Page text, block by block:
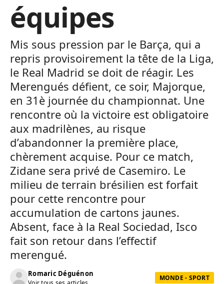
équipes
Mis sous pression par le Barça, qui a
repris provisoirement la tête de la Liga,
le Real Madrid se doit de réagir. Les
Merengués défient, ce soir, Majorque,
en 31è journée du championnat. Une
rencontre où la victoire est obligatoire
aux madrilènes, au risque
d’abandonner la première place,
chèrement acquise. Pour ce match,
Zidane sera privé de Casemiro. Le
milieu de terrain brésilien est forfait
pour cette rencontre pour
accumulation de cartons jaunes.
Absent, face à la Real Sociedad, Isco
fait son retour dans l’effectif
merengué.
Romaric Déguénon MONDE - SPORT